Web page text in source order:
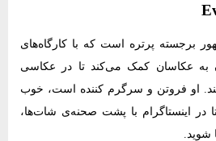
برجسته پرتره است که با کارگاه‌های
عکاسان کمک می‌کند تا در عکاسی
او فروتن و سرگرم کننده است، خوب
در اینستاگرام با پشت صحنه‌ی شات‌ها،